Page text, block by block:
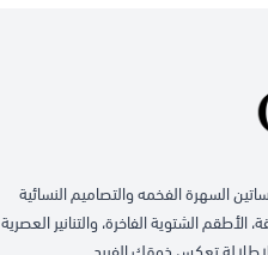
السهرة الفخمه والتصاميم النسائية
الأطقم الشتوية الفاخرة، والتنانير العصرية